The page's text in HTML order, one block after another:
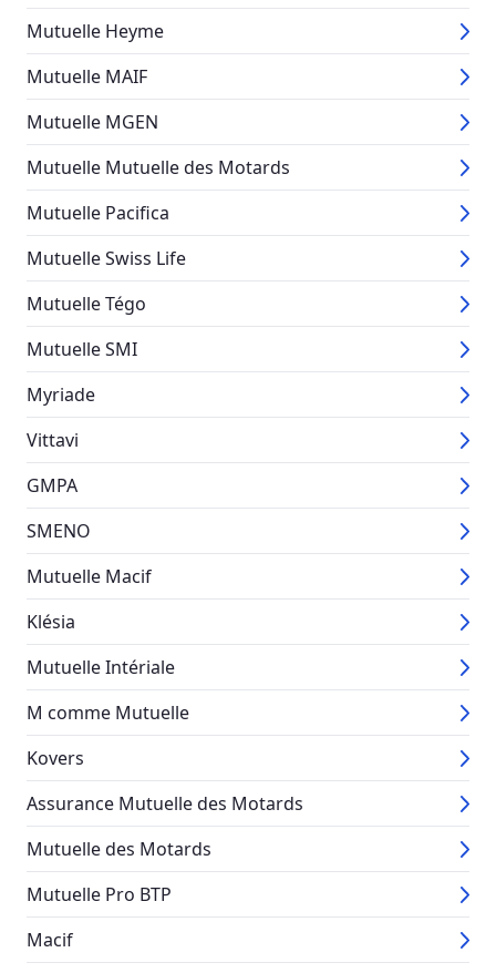
Mutuelle Heyme
Mutuelle MAIF
Mutuelle MGEN
Mutuelle Mutuelle des Motards
Mutuelle Pacifica
Mutuelle Swiss Life
Mutuelle Tégo
Mutuelle SMI
Myriade
Vittavi
GMPA
SMENO
Mutuelle Macif
Klésia
Mutuelle Intériale
M comme Mutuelle
Kovers
Assurance Mutuelle des Motards
Mutuelle des Motards
Mutuelle Pro BTP
Macif